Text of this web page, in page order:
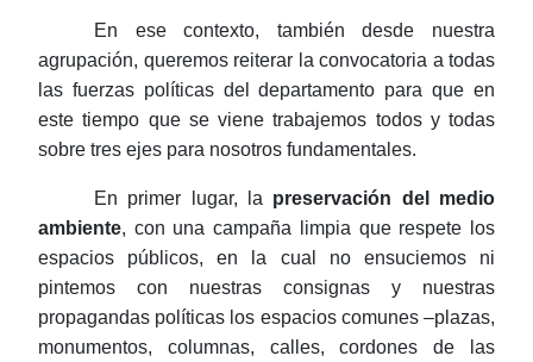
En ese contexto, también desde nuestra
agrupación, queremos reiterar la convocatoria a todas
las fuerzas políticas del departamento para que en
este tiempo que se viene trabajemos todos y todas
sobre tres ejes para nosotros fundamentales.
En primer lugar, la preservación del medio
ambiente, con una campaña limpia que respete los
espacios públicos, en la cual no ensuciemos ni
pintemos con nuestras consignas y nuestras
propagandas políticas los espacios comunes –plazas,
monumentos, columnas, calles, cordones de las